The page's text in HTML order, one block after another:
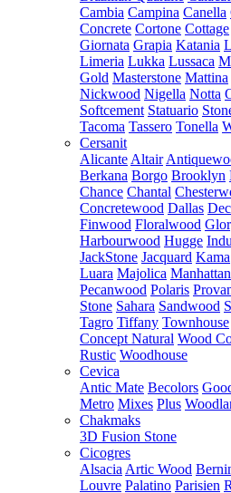
Cambia Campina Canella
Concrete Cortone Cottage
Giornata Grapia Katania
Limeria Lukka Lussaca
Gold Masterstone Mattina
Nickwood Nigella Notta
Softcement Statuario
Tacoma Tassero Tonella
Cersanit
Alicante Altair
Berkana Borgo Brooklyn
Chance Chantal
Concretewood Dallas
Finwood Floralwood
Harbourwood Hugge
JackStone Jacquard Kama
Luara Majolica Manhattan
Pecanwood Polaris
Stone Sahara Sandwood
Tagro Tiffany Townhouse
Concept Natural Wood
Rustic Woodhouse
Cevica
Antic Mate Becolors
Metro Mixes Plus
Chakmaks
3D Fusion Stone
Cicogres
Alsacia Artic Wood
Louvre Palatino Parisien